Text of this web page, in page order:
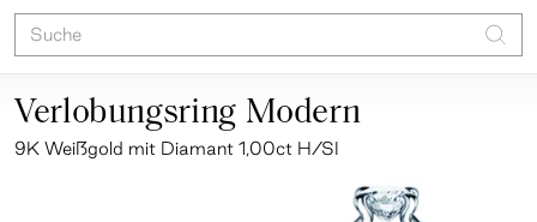
Verlobungsring Modern
9K Weißgold mit Diamant 1,00ct H/SI